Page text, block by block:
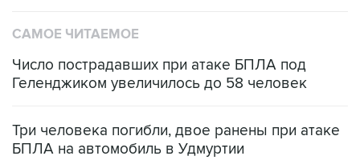
САМОЕ ЧИТАЕМОЕ
Число пострадавших при атаке БПЛА под
Геленджиком увеличилось до 58 человек
Три человека погибли, двое ранены при атаке
БПЛА на автомобиль в Удмуртии